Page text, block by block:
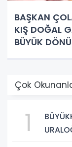
BAŞKAN
KIŞ DOĞAL
BÜYÜK
Çok
1